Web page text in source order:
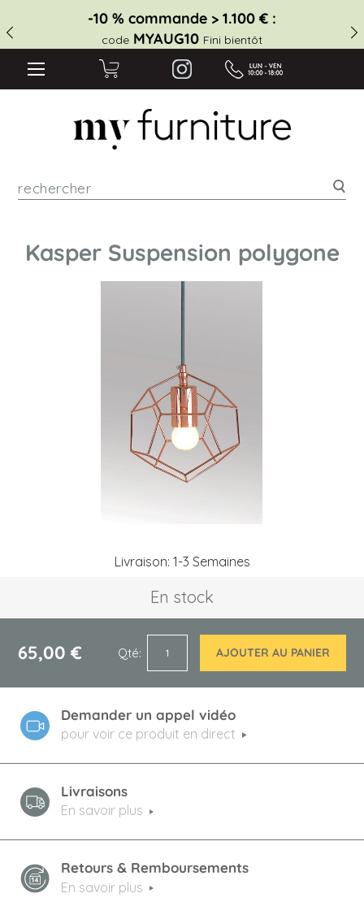
-10 % commande > 1.100 € :
code MYAUG10 Fini bientôt
Kasper Suspension polygone
Livraison: 1-3 Semaines
En stock
65,00 € Qté AJOUTER AU PANIER
Demander un appel vidéo
pour voir ce produit en direct
Livraisons
En savoir plus
Retours & Remboursements
En savoir plus
images
gallery